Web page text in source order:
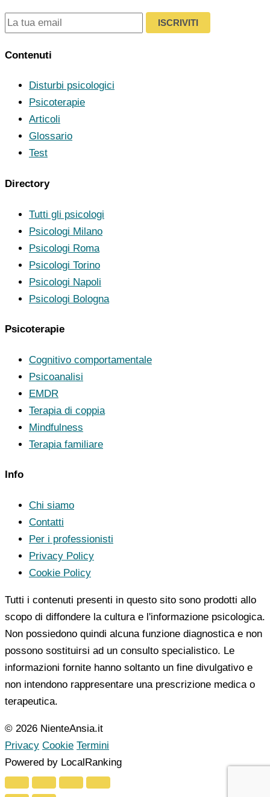
ISCRIVITI
Contenuti
Disturbi psicologici
Psicoterapie
Articoli
Glossario
Test
Directory
Tutti gli psicologi
Psicologi Milano
Psicologi Roma
Psicologi Torino
Psicologi Napoli
Psicologi Bologna
Psicoterapie
Cognitivo comportamentale
Psicoanalisi
EMDR
Terapia di coppia
Mindfulness
Terapia familiare
Info
Chi siamo
Contatti
Per i professionisti
Privacy Policy
Cookie Policy
Tutti i contenuti presenti in questo sito sono prodotti allo
scopo di diffondere la cultura e l'informazione psicologica.
Non possiedono quindi alcuna funzione diagnostica e non
possono sostituirsi ad un consulto specialistico. Le
informazioni fornite hanno soltanto un fine divulgativo e
non intendono rappresentare una prescrizione medica o
terapeutica.
© 2026 NienteAnsia.it
Privacy Cookie Termini
Powered by LocalRanking